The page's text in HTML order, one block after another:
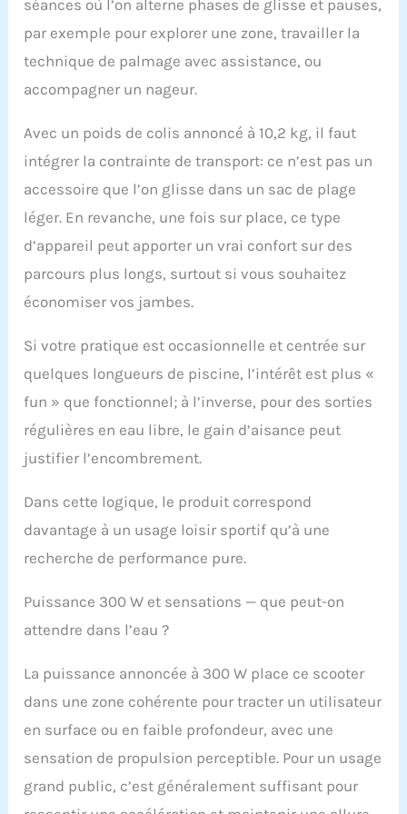
immersive. FORTE
PUISSANCE: Il fournit
aux plongeurs et la
peut atteindre 30 m,
vous permettant
d'explorer facilement
les océans plus
profonds. LARGE
D'APPLICATIONS:
Laissez non seulement
dans l'eau, mais incitez
à explorer le monde
sous-marin. Que vous
fassiez de la plongée,
de la plongée en apnée,
de la natation ou
d'autres activités sous-
marines, vous pouvez
séances où l’on alterne phases de glisse et pauses,
par exemple pour explorer une zone, travailler la
technique de palmage avec assistance, ou
accompagner un nageur.
Avec un poids de colis annoncé à 10,2 kg, il faut
intégrer la contrainte de transport: ce n’est pas un
accessoire que l’on glisse dans un sac de plage
léger. En revanche, une fois sur place, ce type
d’appareil peut apporter un vrai confort sur des
parcours plus longs, surtout si vous souhaitez
économiser vos jambes.
Si votre pratique est occasionnelle et centrée sur
quelques longueurs de piscine, l’intérêt est plus «
fun » que fonctionnel; à l’inverse, pour des sorties
régulières en eau libre, le gain d’aisance peut
justifier l’encombrement.
Dans cette logique, le produit correspond
davantage à un usage loisir sportif qu’à une
recherche de performance pure.
Puissance 300 W et sensations — que peut-on
attendre dans l’eau ?
La puissance annoncée à 300 W place ce scooter
dans une zone cohérente pour tracter un utilisateur
en surface ou en faible profondeur, avec une
sensation de propulsion perceptible. Pour un usage
grand public, c’est généralement suffisant pour